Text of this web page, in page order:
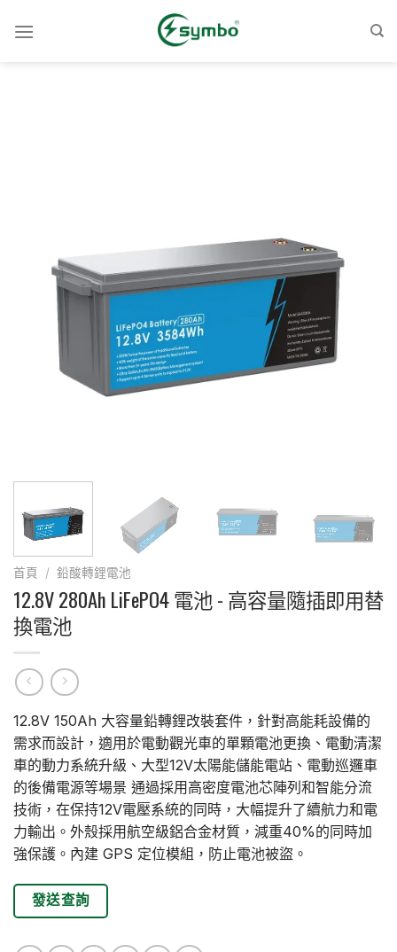
首頁 / 鉛酸轉鋰電池
12.8V 280Ah LiFePO4 電池 - 高容量隨插即用替
換電池
12.8V 150Ah 大容量鉛轉鋰改裝套件，針對高能耗設備的
需求而設計，適用於電動觀光車的單顆電池更換、電動清潔
車的動力系統升級、大型12V太陽能儲能電站、電動巡邏車
的後備電源等場景 通過採用高密度電池芯陣列和智能分流
技術，在保持12V電壓系統的同時，大幅提升了續航力和電
力輸出。外殼採用航空級鋁合金材質，減重40%的同時加
強保護。內建 GPS 定位模組，防止電池被盜。
發送查詢